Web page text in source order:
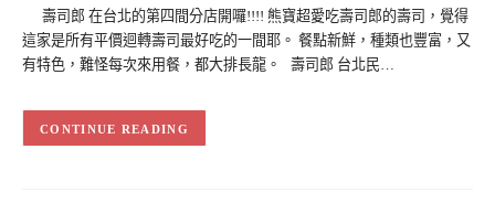
壽司郎 在台北的第四間分店開囉!!!! 熊寶超愛吃壽司郎的壽司，覺得
這家是所有平價迴轉壽司最好吃的一間耶。 餐點新鮮，種類也豐富，又
有特色，難怪每次來用餐，都大排長龍。 壽司郎 台北民…
CONTINUE READING